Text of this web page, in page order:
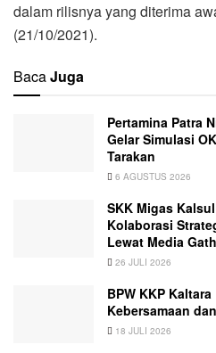
dalam rilisnya yang diterima
(21/10/2021).
BacaJuga
Pertamina Patra
Gelar Simulasi
Tarakan
6 AGUSTUS 2026
SKK Migas
Kolaborasi
Lewat Media
26 JULI 2026
BPW KKP
Kebersamaan
18 JULI 2026